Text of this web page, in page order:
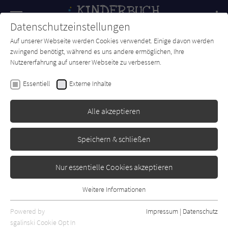
SUCHE Forum Charts Newsletter
Wilhelm Busch
Standard
Alle Altersgruppen anzeigen
Datenschutzeinstellungen
Auf unserer Webseite werden Cookies verwendet. Einige davon werden
zwingend benötigt, während es uns andere ermöglichen, Ihre
Nutzererfahrung auf unserer Webseite zu verbessern.
Essentiell Externe Inhalte
Alle akzeptieren
Speichern & schließen
Nur essentielle Cookies akzeptieren
Essentielle Cookies werden für grundlegende Funktionen der
Webseite benötigt. Dadurch ist gewährleistet, dass die Webseite
Weitere Informationen
Powered by
sgalinski Cookie Opt In
Impressum | Datenschutz